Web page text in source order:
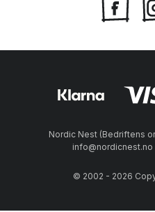
Nordic Nest (Bedriftens
© 2002 - 2026